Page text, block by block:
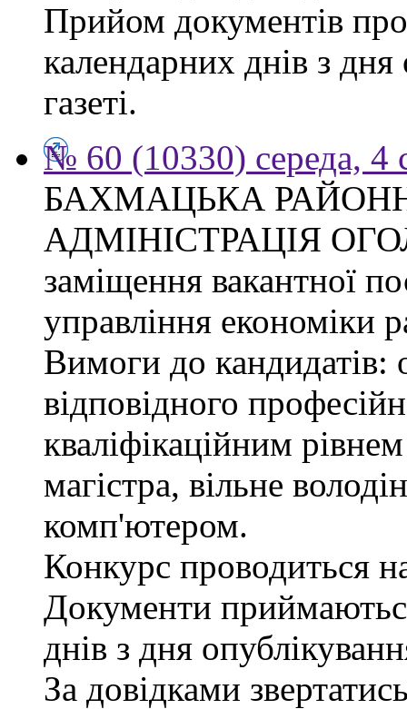
Прийом документів
календарних днів з
газеті.
№ 60 (10330) середа, 4
БАХМАЦЬКА
АДМІНІСТРАЦІЯ
заміщення вакантної
управління економіки
Вимоги до кандидатів:
відповідного
кваліфікаційним
магістра, вільне
комп'ютером.
Конкурс проводиться
Документи
днів з дня
За довідками